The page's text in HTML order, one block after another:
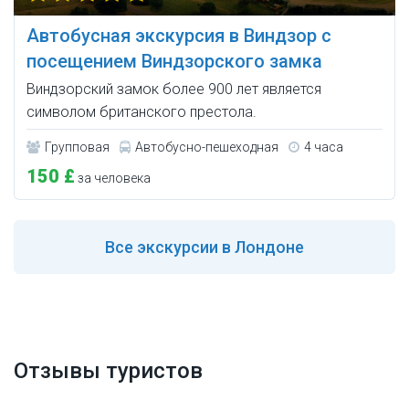
Автобусная экскурсия в Виндзор с
посещением Виндзорского замка
Виндзорский замок более 900 лет является
символом британского престола.
Групповая Автобусно-пешеходная 4 часа
150 £ за человека
Все экскурсии в Лондоне
Отзывы туристов